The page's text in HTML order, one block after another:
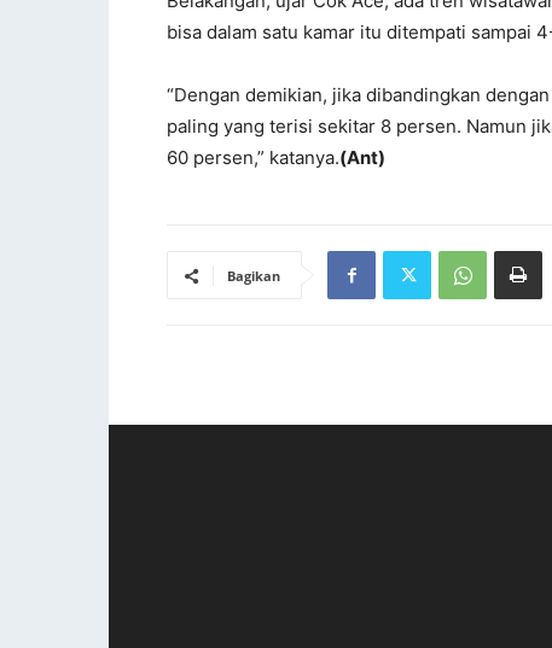
bisa dalam satu kamar itu ditempati sampai
“Dengan demikian, jika dibandingkan
paling yang terisi sekitar 8 persen. Namun
60 persen,” katanya.(Ant)
Bagikan